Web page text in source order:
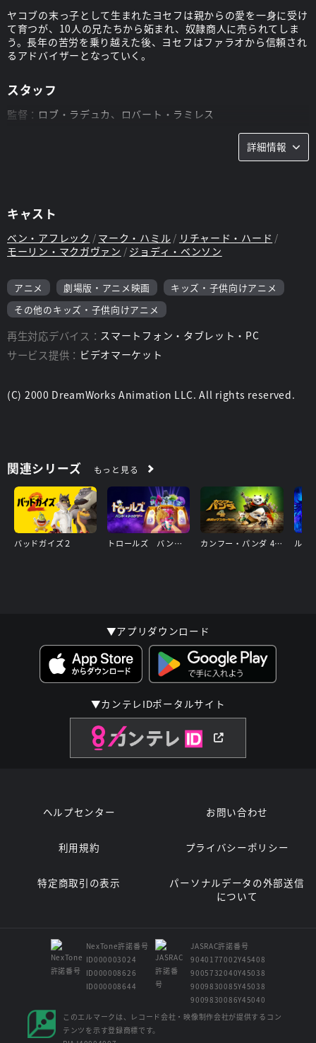
ヤコブの末っ子として生まれたヨセフは親からの愛を一身に受け
て育つが、10人の兄たちから妬まれ、奴隷商人に売られてしま
う。長年の苦労を乗り越えた後、ヨセフはファラオから信頼され
るアドバイザーとなっていく。
スタッフ
監督： ロブ・ラデュカ、ロバート・ラミレス
レイモンド・シンガー、ジョー・スティルマン、ユージニア・ボ
ストンウィック=シンガー、マーシャル・ゴールドバーグ
詳細情報
キャスト
ベン・アフレック マーク・ハミル
リチャード・ハード
モーリン・マクガヴァン
ジョディ・ベンソン
アニメ 劇場版・アニメ映画
キッズ・子供向けアニメ
その他のキッズ・子供向けアニメ
再生対応デバイス： スマートフォン・タブレット・PC
サービス提供： ビデオマーケット
(C) 2000 DreamWorks Animation LLC. All rights reserved.
関連シリーズ もっと見る
バッドガイズ２ トロールズ バンド★トゥゲザー カンフー・パンダ 4 伝説のマスター降臨
▼アプリダウンロード
▼カンテレIDポータルサイト
ヘルプセンター お問い合わせ
利用規約 プライバシーポリシー
特定商取引の表示
パーソナルデータの外部送信
について
NexTone許諾番号
ID000003024
ID000008626
ID000008644
JASRAC許諾番号
9040177002Y45408
9005732040Y45038
9009830085Y45038
9009830086Y45040
このエルマークは、レコード会社・映像制作会社が提供するコン
テンツを示す登録商標です。